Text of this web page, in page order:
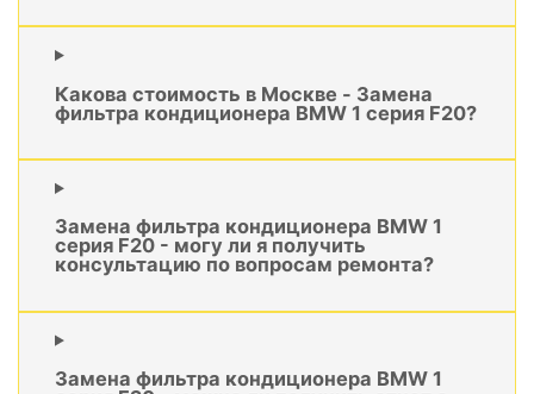
Какова стоимость в Москве - Замена
фильтра кондиционера BMW 1 серия F20?
Замена фильтра кондиционера BMW 1
серия F20 - могу ли я получить
консультацию по вопросам ремонта?
Замена фильтра кондиционера BMW 1